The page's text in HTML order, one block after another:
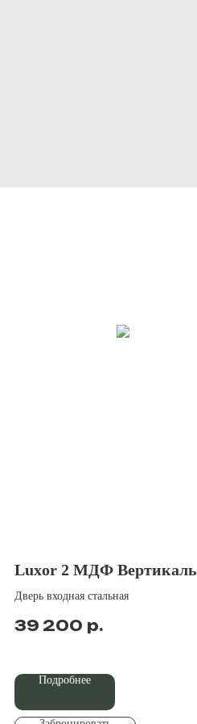
Luxor 2 МДФ Вертикаль
Дверь входная стальная
39 200 р.
Подробнее